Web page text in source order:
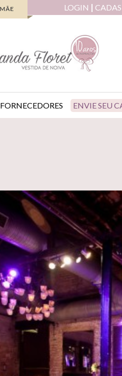
LOGIN
FORNECEDORES ENVIE SEU